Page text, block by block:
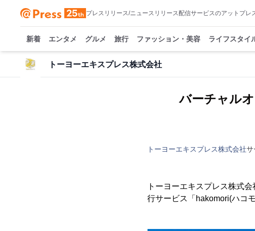
プレスリリース/ニュースリリース配信サービスのアットプレ
新着 エンタメ グルメ 旅行 ファッション・美容 ライフスタイ
トーヨーエキスプレス株式会社
バーチャル
トーヨーエキスプレス株式会社サ
トーヨーエキスプレス株式
行サービス「hakomori(ハコ